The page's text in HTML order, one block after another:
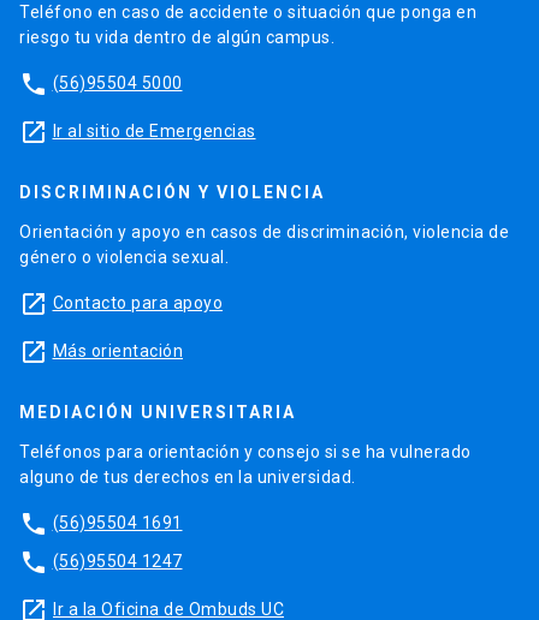
Teléfono en caso de accidente o situación que ponga en
riesgo tu vida dentro de algún campus.
phone (56)95504 5000
launch Ir al sitio de Emergencias
DISCRIMINACIÓN Y VIOLENCIA
Orientación y apoyo en casos de discriminación, violencia de
género o violencia sexual.
launch Contacto para apoyo
launch Más orientación
MEDIACIÓN UNIVERSITARIA
Teléfonos para orientación y consejo si se ha vulnerado
alguno de tus derechos en la universidad.
phone (56)95504 1691
phone (56)95504 1247
launch Ir a la Oficina de Ombuds UC